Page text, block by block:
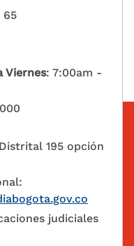
65
Viernes: 7:00am -
195 opción
judiciales